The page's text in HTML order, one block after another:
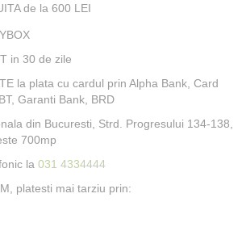
de la 600 LEI
in 30 de zile
la plata cu cardul prin Alpha Bank, Card
Garanti Bank, BRD
din Bucuresti, Strd. Progresului 134-138,
700mp
la 031 4334444
platesti mai tarziu prin: